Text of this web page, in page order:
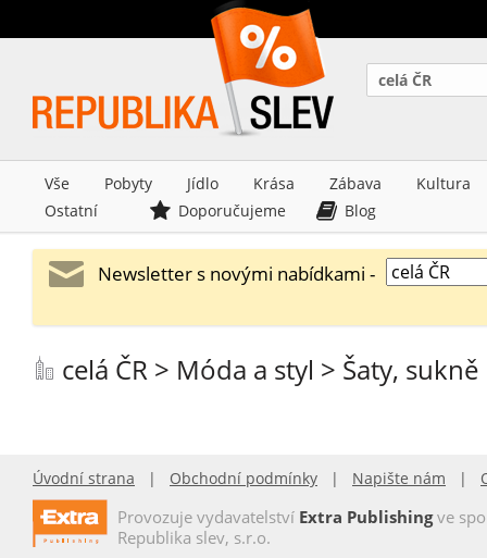
celá ČR
Vše Pobyty Jídlo Krása Zábava
Kultura
Ostatní
Doporučujeme Blog
Newsletter s novými nabídkami -
celá ČR > Móda a styl > Šaty, sukně
Úvodní strana | Obchodní podmínky | Napište nám |
Provozuje vydavatelství Extra Publishingve
Republika slev, s.r.o.